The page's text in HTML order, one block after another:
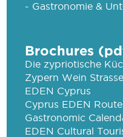
- Gastronomie &
Brochures
Die zypriotische
Zypern Wein
EDEN Cyprus
Cyprus EDEN
Gastronomic
EDEN Cultural